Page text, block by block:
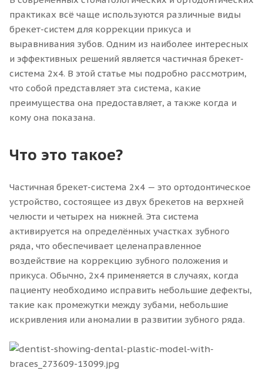
практиках всё чаще используются различные виды
брекет-систем для коррекции прикуса и
выравнивания зубов. Одним из наиболее интересных
и эффективных решений является частичная брекет-
система 2x4. В этой статье мы подробно рассмотрим,
что собой представляет эта система, какие
преимущества она предоставляет, а также когда и
кому она показана.
Что это такое?
Частичная брекет-система 2x4 — это ортодонтическое
устройство, состоящее из двух брекетов на верхней
челюсти и четырех на нижней. Эта система
активируется на определённых участках зубного
ряда, что обеспечивает целенаправленное
воздействие на коррекцию зубного положения и
прикуса. Обычно, 2x4 применяется в случаях, когда
пациенту необходимо исправить небольшие дефекты,
такие как промежутки между зубами, небольшие
искривления или аномалии в развитии зубного ряда.